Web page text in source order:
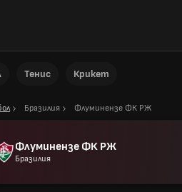
Тенис Крикет
Бразилия Флуминензе ФК РЖ
Флуминензе ФК РЖ
Бразилия